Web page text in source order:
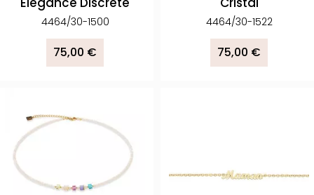
4464/30-1500
75,00 €
4464/30-1522
75,00 €